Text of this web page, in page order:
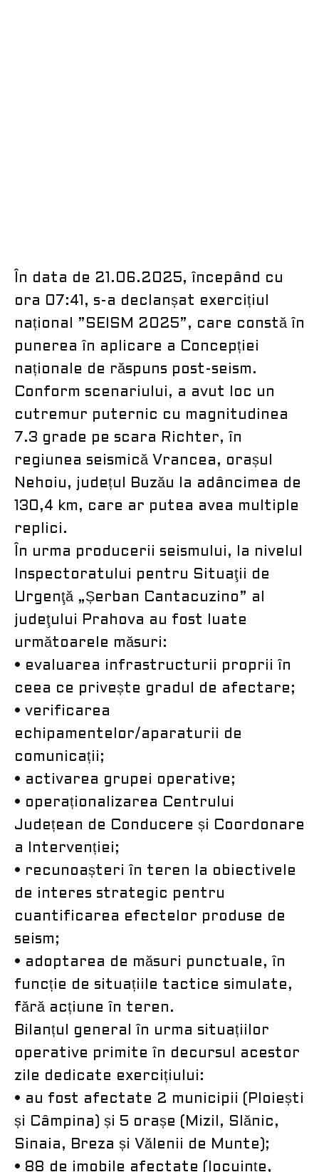
În data de 21.06.2025, începând cu
ora 07:41, s-a declanșat exercițiul
național ”SEISM 2025”, care constă în
punerea în aplicare a Concepției
naționale de răspuns post-seism.
Conform scenariului, a avut loc un
cutremur puternic cu magnitudinea
7.3 grade pe scara Richter, în
regiunea seismică Vrancea, orașul
Nehoiu, județul Buzău la adâncimea de
130,4 km, care ar putea avea multiple
replici.
În urma producerii seismului, la nivelul
Inspectoratului pentru Situaţii de
Urgenţă „Șerban Cantacuzino” al
judeţului Prahova au fost luate
următoarele măsuri:
• evaluarea infrastructurii proprii în
ceea ce privește gradul de afectare;
• verificarea
echipamentelor/aparaturii de
comunicații;
• activarea grupei operative;
• operaționalizarea Centrului
Județean de Conducere și Coordonare
a Intervenției;
• recunoașteri în teren la obiectivele
de interes strategic pentru
cuantificarea efectelor produse de
seism;
• adoptarea de măsuri punctuale, în
funcție de situațiile tactice simulate,
fără acțiune în teren.
Bilanțul general în urma situațiilor
operative primite în decursul acestor
zile dedicate exercițiului:
• au fost afectate 2 municipii (Ploiești
și Câmpina) și 5 orașe (Mizil, Slănic,
Sinaia, Breza și Vălenii de Munte);
• 88 de imobile afectate (locuințe,